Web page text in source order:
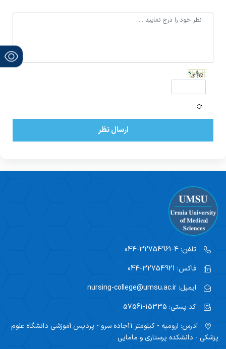
ارسال نظر
تلفن:
فاکس:
ایمیل:
کد پستی:
آدرس:
ارومیه - کیلومتر 11جاده سرو - پردیس آموزشی دانشگاه علوم
پزشکی - دانشکده پرستاری و مامایی